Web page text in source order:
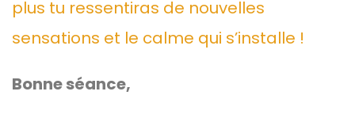
plus tu ressentiras de nouvelles
sensations et le calme qui s’installe !
Bonne séance,